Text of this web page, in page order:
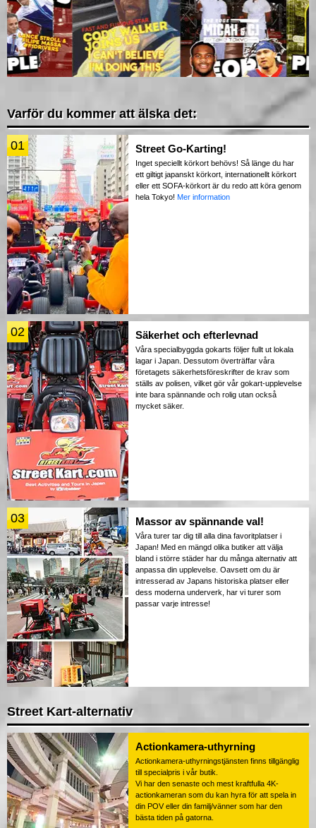
Varför du kommer att älska det:
01 Street Go-Karting!
Inget speciellt körkort behövs! Så länge du har
ett giltigt japanskt körkort, internationellt körkort
eller ett SOFA-körkort är du redo att köra genom
hela Tokyo! Mer information
02 Säkerhet och efterlevnad
Våra specialbyggda gokarts följer fullt ut lokala
lagar i Japan. Dessutom överträffar våra
företagets säkerhetsföreskrifter de krav som
ställs av polisen, vilket gör vår gokart-upplevelse
inte bara spännande och rolig utan också
mycket säker.
03 Massor av spännande val!
Våra turer tar dig till alla dina favoritplatser i
Japan! Med en mängd olika butiker att välja
bland i större städer har du många alternativ att
anpassa din upplevelse. Oavsett om du är
intresserad av Japans historiska platser eller
dess moderna underverk, har vi turer som
passar varje intresse!
Street Kart-alternativ
Actionkamera-uthyrning
Actionkamera-uthyrningstjänsten finns tillgänglig
till specialpris i vår butik.
Vi har den senaste och mest kraftfulla 4K-
actionkameran som du kan hyra för att spela in
din POV eller din familj/vänner som har den
bästa tiden på gatorna.